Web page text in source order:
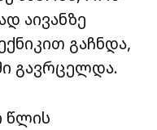
აივანზე
გაჩნდა,
გავრცელდა.
წლის